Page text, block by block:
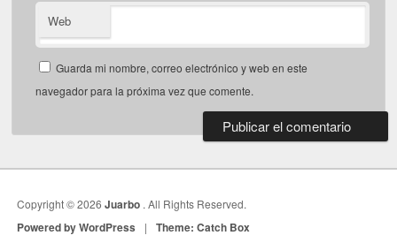
Web
Guarda mi nombre, correo electrónico y web en este
navegador para la próxima vez que comente.
Copyright © 2026Juarbo . All Rights Reserved.
Powered by WordPress | Theme: Catch Box